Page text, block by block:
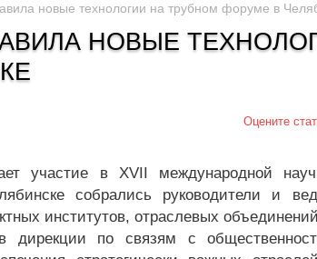
новые технологии на трубном форуме в
НОВЫЕ
Оцените
участие в ХVII международной
собрались руководители и
институтов, отраслевых
дирекции по связям с